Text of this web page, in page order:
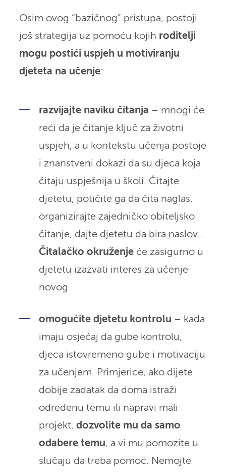
Osim ovog “bazičnog” pristupa, postoji
još strategija uz pomoću kojih roditelji
mogu postići uspjeh u motiviranju
djeteta na učenje:
razvijajte naviku čitanja – mnogi će
reći da je čitanje ključ za životni
uspjeh, a u kontekstu učenja postoje
i znanstveni dokazi da su djeca koja
čitaju uspješnija u školi. Čitajte
djetetu, potičite ga da čita naglas,
organizirajte zajedničko obiteljsko
čitanje, dajte djetetu da bira naslov…
Čitalačko okruženjeće zasigurno u
djetetu izazvati interes za učenje
novog
omogućite djetetu kontrolu – kada
imaju osjećaj da gube kontrolu,
djeca istovremeno gube i motivaciju
za učenjem. Primjerice, ako dijete
dobije zadatak da doma istraži
određenu temu ili napravi mali
projekt, dozvolite mu da samo
odabere temu, a vi mu pomozite u
slučaju da treba pomoć. Nemojte